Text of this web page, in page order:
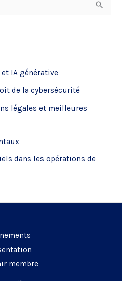
IA générative
de la cybersécurité
légales et meilleures
dans les opérations de
membre